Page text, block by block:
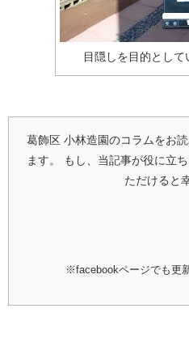
目隠しを目的とし
葛飾区 小林造園のコラムをお
ます。
もし、当記事が役に立
ただけると
※facebookページでも更